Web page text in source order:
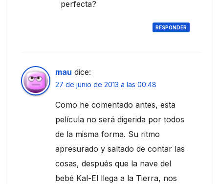
perfecta?
RESPONDER
mau dice:
27 de junio de 2013 a las 00:48
Como he comentado antes, esta
película no será digerida por todos
de la misma forma. Su ritmo
apresurado y saltado de contar las
cosas, después que la nave del
bebé Kal-El llega a la Tierra, nos